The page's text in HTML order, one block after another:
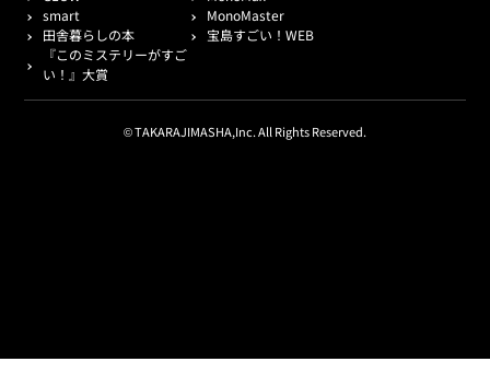
smart
MonoMaster
田舎暮らしの本
宝島すごい！WEB
『このミステリーがすご
い！』大賞
© TAKARAJIMASHA,Inc. All Rights Reserved.